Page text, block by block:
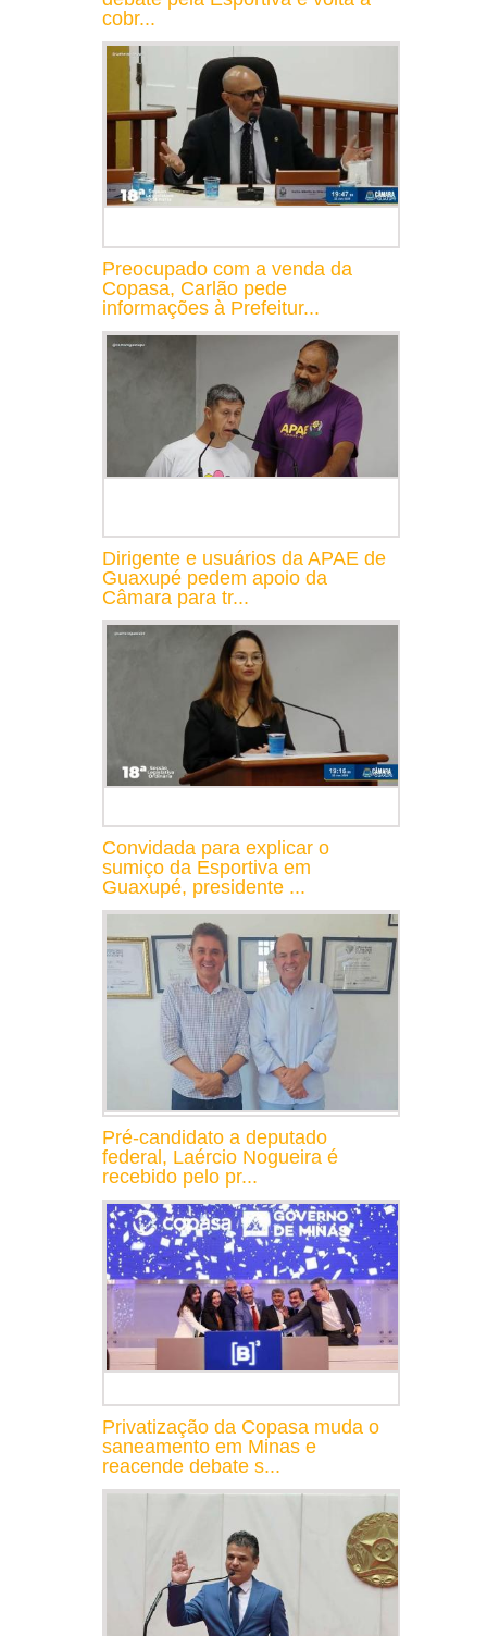
cobr...
Preocupado com a venda da
Copasa, Carlão pede
informações à Prefeitur...
Dirigente e usuários da APAE de
Guaxupé pedem apoio da
Câmara para tr...
Convidada para explicar o
sumiço da Esportiva em
Guaxupé, presidente ...
Pré-candidato a deputado
federal, Laércio Nogueira é
recebido pelo pr...
Privatização da Copasa muda o
saneamento em Minas e
reacende debate s...